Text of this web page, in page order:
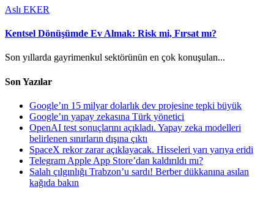
Aslı EKER
Kentsel Dönüşümde Ev Almak: Risk mi, Fırsat mı?
Son yıllarda gayrimenkul sektörünün en çok konuşulan...
Son Yazılar
Google’ın 15 milyar dolarlık dev projesine tepki büyük
Google’ın yapay zekasına Türk yönetici
OpenAI test sonuçlarını açıkladı. Yapay zeka modelleri
belirlenen sınırların dışına çıktı
SpaceX rekor zarar açıklayacak. Hisseleri yarı yarıya eridi
Telegram Apple App Store’dan kaldırıldı mı?
Salah çılgınlığı Trabzon’u sardı! Berber dükkanına asılan
kağıda bakın